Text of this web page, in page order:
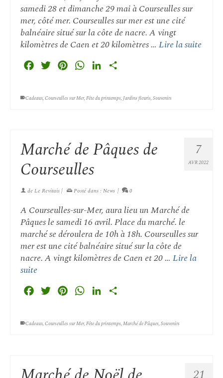
samedi 28 et dimanche 29 mai à Courseulles sur
mer, côté mer. Courseulles sur mer est une cité
balnéaire situé sur la côte de nacre. A vingt
kilomètres de Caen et 20 kilomètres … Lire la suite
FacebookTwitterPinterestWhatsAppLinkedIn
Cadeaux,Courseulles sur Mer,Fête du printemps,Jardins fleuris,Souvenirs
7
AVR 2022
Marché de Pâques de
Courseulles
deLe Revitais| Posté dans : News | 0
A Courseulles-sur-Mer, aura lieu un Marché de
Pâques le samedi 16 avril. Place du marché. le
marché se déroulera de 10h à 18h. Courseulles sur
mer est une cité balnéaire situé sur la côte de
nacre. A vingt kilomètres de Caen et 20 … Lire la
suite
FacebookTwitterPinterestWhatsAppLinkedIn
Cadeaux,Courseulles sur Mer,Fête du printemps,Marché de Pâques,Souvenirs